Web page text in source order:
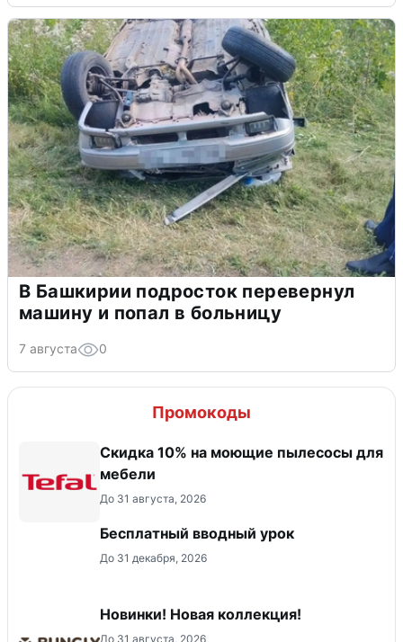
В Башкирии подросток перевернул
машину и попал в больницу
7 августа 0
Промокоды
Скидка 10% на моющие пылесосы для
мебели
До 31 августа, 2026
Бесплатный вводный урок
До 31 декабря, 2026
Новинки! Новая коллекция!
До 31 августа, 2026